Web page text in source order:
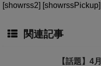
[showrss2] [showrssPickup]
関連記事
【話題】4